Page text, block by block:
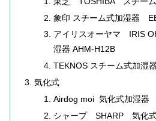
象印 スチーム式加湿器
アイリスオーヤマ IRIS
湿器 AHM-H12B
TEKNOS スチーム式加湿
気化式
Airdog moi 気化式加湿器
シャープ SHARP 気化